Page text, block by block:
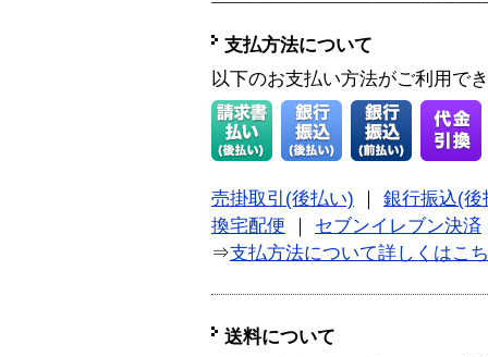
支払方法について
以下のお支払い方法がご利用で
売掛取引(後払い)
銀行振込(後
換宅配便
セブンイレブン決済
⇒支払方法について詳しくはこ
送料について